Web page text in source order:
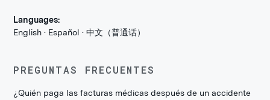
Languages:
English · Español · 中文（普通话）
PREGUNTAS FRECUENTES
¿Quién paga las facturas médicas después de un accidente